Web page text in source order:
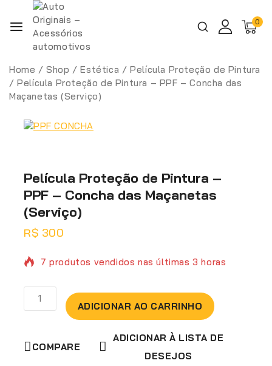
0
Home / Shop / Estética / Película Proteção de Pintura
/ Película Proteção de Pintura – PPF – Concha das
Maçanetas (Serviço)
Película Proteção de Pintura –
PPF – Concha das Maçanetas
(Serviço)
R$ 300
7 produtos vendidos nas últimas 3 horas
Vendendo rápido! Mais de 2 pessoas têm no
carrinho
ADICIONAR AO CARRINHO
COMPARE
ADICIONAR À LISTA DE
DESEJOS